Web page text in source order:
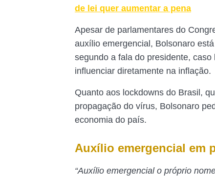
de lei quer aumentar a pena
Apesar de parlamentares do
auxílio emergencial, Bolsonaro
segundo a fala do presidente,
influenciar diretamente na inflação.
Quanto aos lockdowns do Brasil,
propagação do vírus, Bolsonaro
economia do país.
Auxílio emergencial em
“Auxílio emergencial o próprio